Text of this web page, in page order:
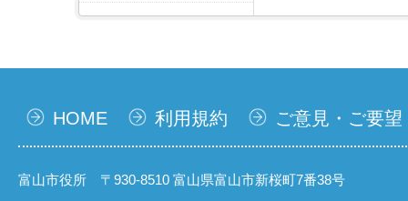
HOME 利用規約 ご意見・ご要望
富山市役所 〒930-8510 富山県富山市新桜町7番38号